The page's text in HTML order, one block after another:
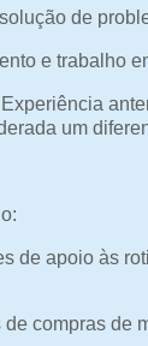
de
e trabalho
um
de apoio às
compras de